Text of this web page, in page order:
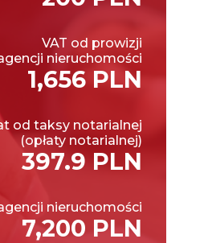
VAT od prowizji
nieruchomości
1,656 PLN
od taksy notarialnej
(opłaty notarialnej)
397.9 PLN
nieruchomości
7,200 PLN